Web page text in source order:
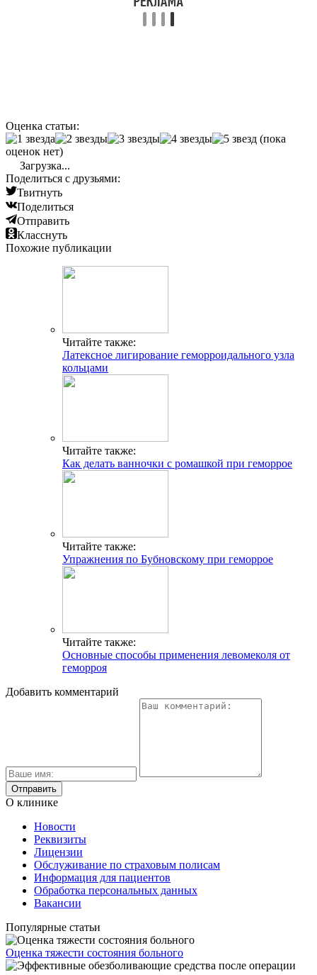
Оценка статьи:
(пока
оценок нет)
Загрузка...
Поделиться с друзьями:
Твитнуть
Поделиться
Отправить
Класснуть
Похожие публикации
Читайте также:
Латексное лигирование геморроидального узла
кольцами
Читайте также:
Как делать ванночки с ромашкой при геморрое
Читайте также:
Упражнения по Бубновскому при геморрое
Читайте также:
Основные способы применения левомеколя от
геморроя
Добавить комментарий
О клинике
Новости
Реквизиты
Лицензии
Обслуживание по страховым полисам
Информация для пациентов
Обработка персональных данных
Вакансии
Популярные статьи
Оценка тяжести состояния больного